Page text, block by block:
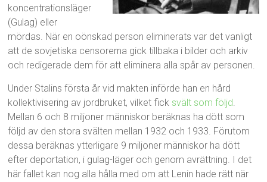
koncentrationsläger
(Gulag) eller
mördas. När en oönskad person eliminerats var det vanligt
att de sovjetiska censorerna gick tillbaka i bilder och arkiv
och redigerade dem för att eliminera alla spår av personen.
Under Stalins första år vid makten införde han en hård
kollektivisering av jordbruket, vilket fick svält som följd.
Mellan 6 och 8 miljoner människor beräknas ha dött som
följd av den stora svälten mellan 1932 och 1933. Förutom
dessa beräknas ytterligare 9 miljoner människor ha dött
efter deportation, i gulag-läger och genom avrättning. I det
här fallet kan nog alla hålla med om att Lenin hade rätt när